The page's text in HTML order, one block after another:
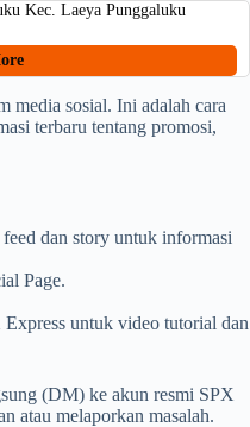
Kec. Laeya Punggaluku
media sosial. Ini adalah cara
terbaru tentang promosi,
dan story untuk informasi
Page.
untuk video tutorial dan
(DM) ke akun resmi SPX
atau melaporkan masalah.